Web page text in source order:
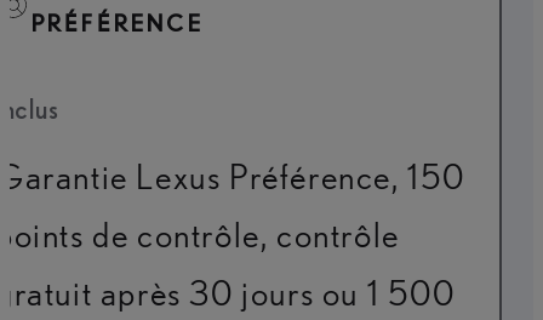
PRÉFÉRENCE
Lexus Préférence, 150
de contrôle, contrôle
après 30 jours ou 1 500